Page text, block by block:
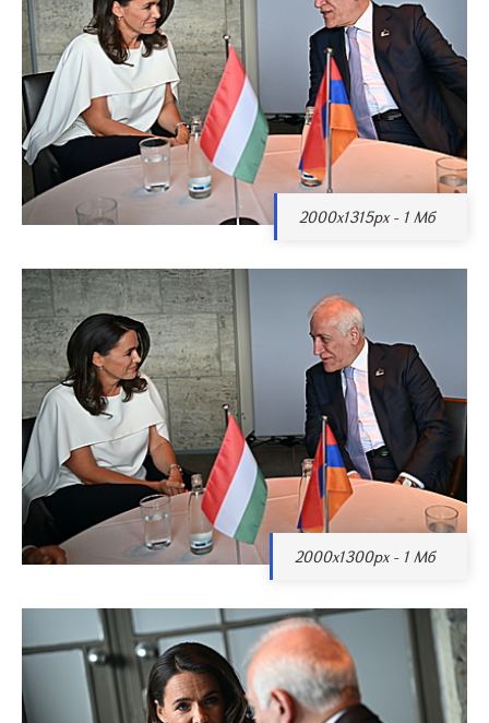
2000x1315px - 1 Мб
2000x1300px - 1 Мб